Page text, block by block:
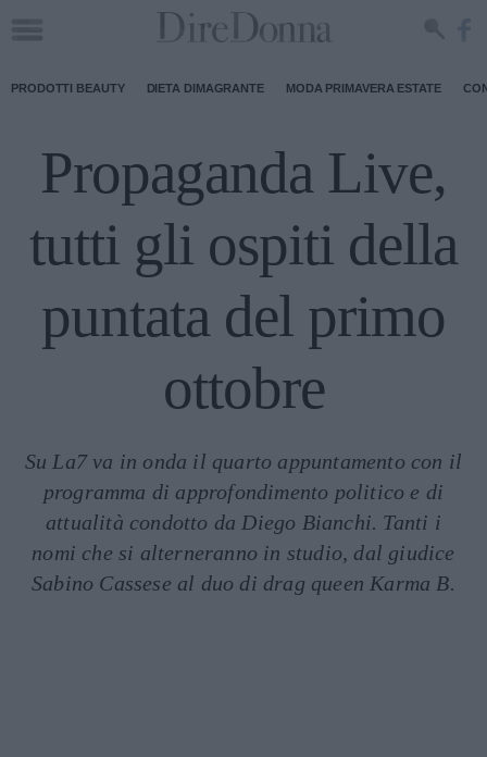
PRODOTTI BEAUTY DIETA DIMAGRANTE MODA PRIMAVERA ESTATE
Propaganda Live,
tutti gli ospiti della
puntata del primo
ottobre
Su La7 va in onda il quarto appuntamento con il
programma di approfondimento politico e di
attualità condotto da Diego Bianchi. Tanti i
nomi che si alterneranno in studio, dal giudice
Sabino Cassese al duo di drag queen Karma B.